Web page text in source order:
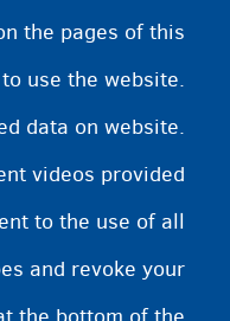
the pages of this
use the website.
data on website.
videos provided
to the use of all
and revoke your